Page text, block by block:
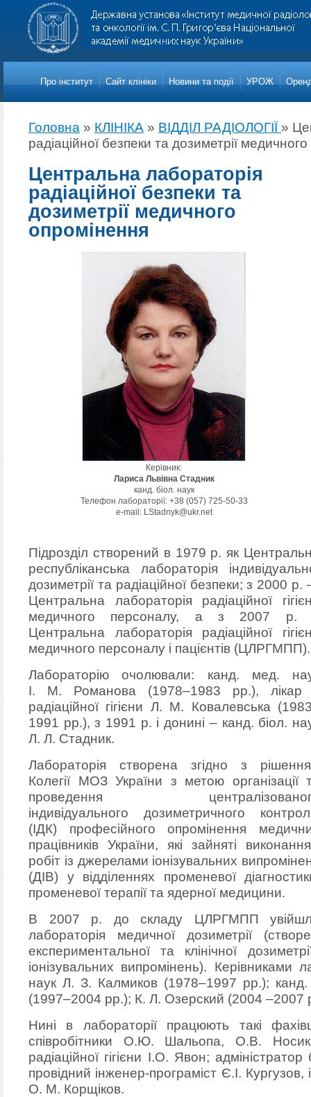
Про iнститут Сайт клініки Новини та події УРОЖ
Головна » КЛІНІКА » ВІДДІЛ РАДІОЛОГІЇ »
радіаційної безпеки та дозиметрії
Центральна лабораторія
радіаційної безпеки та
дозиметрії медичного
опромінення
Керівник:
Лариса Львівна Стадник
канд. біол. наук
Телефон лабораторії: +38 (057) 725-50-33
e-mail: LStadnyk@ukr.net
Підрозділ створений в 1979 р. як
республіканська лабораторія
дозиметрії та радіаційної безпеки; з 2000
Центральна лабораторiя радiацiйної
медичного персоналу, а з 2007 р.
Центральна лабораторiя радiацiйної
медичного персоналу i пацiєнтiв (ЦЛРГМПП).
Лабораторію очолювали: канд. мед.
І. М. Романова (1978–1983 рр.), лікар
радіаційної гігієни Л. М. Ковалевська
1991 рр.), з 1991 р. і донині – канд. біол.
Л. Л. Стадник.
Лабораторія створена згідно з
Колегії МОЗ України з метою організації
проведення
індивідуального дозиметричного
(ІДК) професійного опромінення
працівників України, які зайняті
робіт із джерелами іонізувальних
(ДІВ) у відділеннях променевої
променевої терапії та ядерної медицини.
В 2007 р. до складу ЦЛРГМПП
лабораторія медичної дозиметрії
експериментальної та клінічної
іонізувальних випромінень). Керівниками
наук Л. З. Калмиков (1978–1997 рр.);
(1997–2004 рр.); К. Л. Озерский (2004 –2007
Нині в лабораторії працюють такі
співробітники О.Ю. Шальопа, О.В.
радіаційної гігієни І.О. Явон;
провідний інженер-програміст Є.І.
О. М. Корщіков.